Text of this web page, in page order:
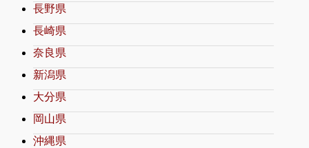
長野県
長崎県
奈良県
新潟県
大分県
岡山県
沖縄県